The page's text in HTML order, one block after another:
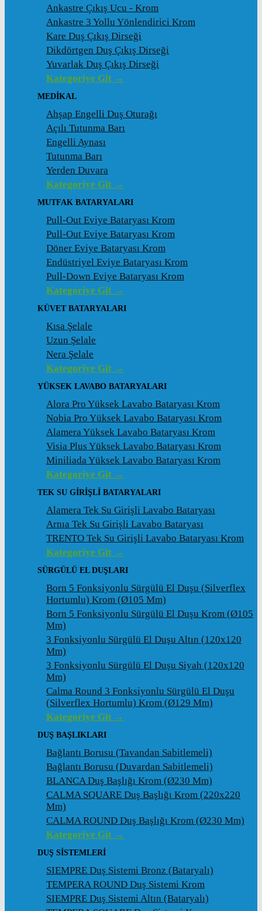
Ankastre Çıkış Ucu - Krom
Ankastre 3 Yollu Yönlendirici Krom
Kare Duş Çıkış Dirseği
Dikdörtgen Duş Çıkış Dirseği
Yuvarlak Duş Çıkış Dirseği
Kategoriye Git →
MEDİKAL
Ahşap Engelli Duş Oturağı
Açılı Tutunma Barı
Engelli Aynası
Tutunma Barı
Yerden Duvara
Kategoriye Git →
MUTFAK BATARYALARI
Pull-Out Eviye Bataryası Krom
Pull-Out Eviye Bataryası Krom
Döner Eviye Bataryası Krom
Endüstriyel Eviye Bataryası Krom
Pull-Down Eviye Bataryası Krom
Kategoriye Git →
KÜVET BATARYALARI
Kısa Şelale
Uzun Şelale
Nera Şelale
Kategoriye Git →
YÜKSEK LAVABO BATARYALARI
Alora Pro Yüksek Lavabo Bataryası Krom
Nobia Pro Yüksek Lavabo Bataryası Krom
Alamera Yüksek Lavabo Bataryası Krom
Visia Plus Yüksek Lavabo Bataryası Krom
Miniliada Yüksek Lavabo Bataryası Krom
Kategoriye Git →
TEK SU GİRİŞLİ BATARYALARI
Alamera Tek Su Girişli Lavabo Bataryası
Arnıa Tek Su Girişli Lavabo Bataryası
TRENTO Tek Su Girişli Lavabo Bataryası Krom
Kategoriye Git →
SÜRGÜLÜ EL DUŞLARI
Born 5 Fonksiyonlu Sürgülü El Duşu (Silverflex
Hortumlu) Krom (ø105 Mm)
Born 5 Fonksiyonlu Sürgülü El Duşu Krom (ø105
Mm)
3 Fonksiyonlu Sürgülü El Duşu Altın (120x120
Mm)
3 Fonksiyonlu Sürgülü El Duşu Siyah (120x120
Mm)
Calma Round 3 Fonksiyonlu Sürgülü El Duşu
(Silverflex Hortumlu) Krom (ø129 Mm)
Kategoriye Git →
DUŞ BAŞLIKLARI
Bağlantı Borusu (Tavandan Sabitlemeli)
Bağlantı Borusu (Duvardan Sabitlemeli)
BLANCA Duş Başlığı Krom (ø230 Mm)
CALMA SQUARE Duş Başlığı Krom (220x220
Mm)
CALMA ROUND Duş Başlığı Krom (ø230 Mm)
Kategoriye Git →
DUŞ SİSTEMLERİ
SIEMPRE Duş Sistemi Bronz (Bataryalı)
TEMPERA ROUND Duş Sistemi Krom
SIEMPRE Duş Sistemi Altın (Bataryalı)